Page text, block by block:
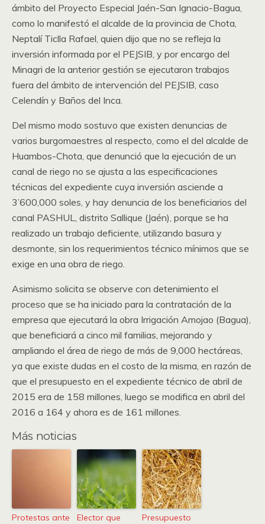
ámbito del Proyecto Especial Jaén-San Ignacio-Bagua,
como lo manifestó el alcalde de la provincia de Chota,
Neptalí Ticlla Rafael, quien dijo que no se refleja la
inversión informada por el PEJSIB, y por encargo del
Minagri de la anterior gestión se ejecutaron trabajos
fuera del ámbito de intervención del PEJSIB, caso
Celendín y Baños del Inca.
Del mismo modo sostuvo que existen denuncias de
varios burgomaestres al respecto, como el del alcalde de
Huambos-Chota, que denunció que la ejecución de un
canal de riego no se ajusta a las especificaciones
técnicas del expediente cuya inversión asciende a
3’600,000 soles, y hay denuncia de los beneficiarios del
canal PASHUL, distrito Sallique (Jaén), porque se ha
realizado un trabajo deficiente, utilizando basura y
desmonte, sin los requerimientos técnico mínimos que se
exige en una obra de riego.
Asimismo solicita se observe con detenimiento el
proceso que se ha iniciado para la contratación de la
empresa que ejecutará la obra Irrigación Amojao (Bagua),
que beneficiará a cinco mil familias, mejorando y
ampliando el área de riego de más de 9,000 hectáreas,
ya que existe dudas en el costo de la misma, en razón de
que el presupuesto en el expediente técnico de abril de
2015 era de 158 millones, luego se modifica en abril del
2016 a 164 y ahora es de 161 millones.
Más noticias
Protestas ante
Elector que
Presupuesto